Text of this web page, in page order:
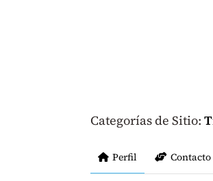
Categorías de Sitio:
Perfil Contacto